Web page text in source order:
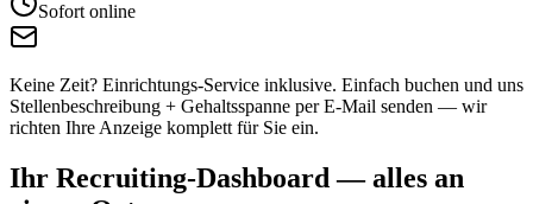
Sofort online
Keine Zeit? Einrichtungs-Service inklusive. Einfach buchen und uns
Stellenbeschreibung + Gehaltsspanne per E-Mail senden — wir
richten Ihre Anzeige komplett für Sie ein.
Ihr Recruiting-Dashboard — alles an